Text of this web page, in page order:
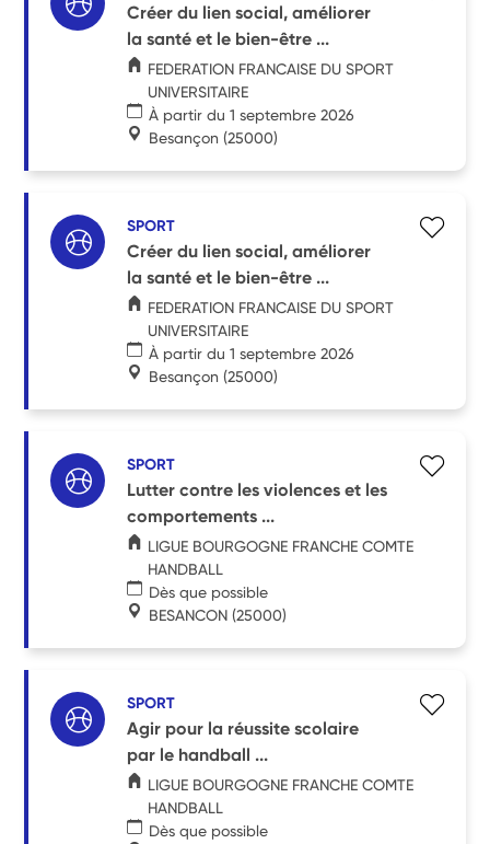
Créer du lien social, améliorer
la santé et le bien-être ...
FEDERATION FRANCAISE DU SPORT
UNIVERSITAIRE
À partir du 1 septembre 2026
Besançon (25000)
SPORT
Créer du lien social, améliorer
la santé et le bien-être ...
FEDERATION FRANCAISE DU SPORT
UNIVERSITAIRE
À partir du 1 septembre 2026
Besançon (25000)
SPORT
Lutter contre les violences et les
comportements ...
LIGUE BOURGOGNE FRANCHE COMTE
HANDBALL
Dès que possible
BESANCON (25000)
SPORT
Agir pour la réussite scolaire
par le handball ...
LIGUE BOURGOGNE FRANCHE COMTE
HANDBALL
Dès que possible